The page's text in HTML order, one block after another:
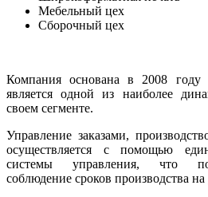
Мебельный цех
Сборочный цех
Компания основана в 2008
является одной из наиболее
своем сегменте.
Управление заказами,
осуществляется с помощью
системы управления, что
соблюдение сроков производства